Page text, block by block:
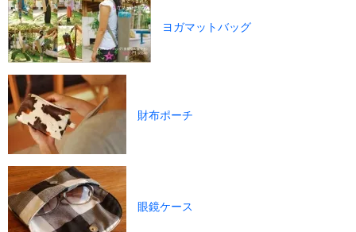
ヨガマットバッグ
財布ポーチ
眼鏡ケース